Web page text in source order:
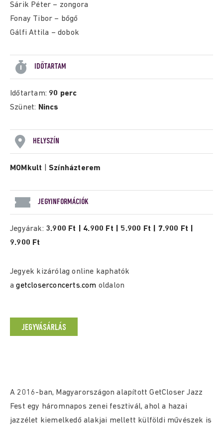
Sárik Péter – zongora
Fonay Tibor – bőgő
Gálfi Attila – dobok
IDŐTARTAM
Időtartam: 90 perc
Szünet: Nincs
HELYSZÍN
MOMkult |Színházterem
JEGYINFORMÁCIÓK
Jegyárak: 3.900 Ft | 4.900 Ft | 5.900 Ft | 7.900 Ft |
9.900 Ft
Jegyek kizárólag online kaphatók
agetcloserconcerts.com oldalon
JEGYVÁSÁRLÁS
A 2016-ban, Magyarországon alapított GetCloser Jazz
Fest egy háromnapos zenei fesztivál, ahol a hazai
jazzélet kiemelkedő alakjai mellett külföldi művészek is